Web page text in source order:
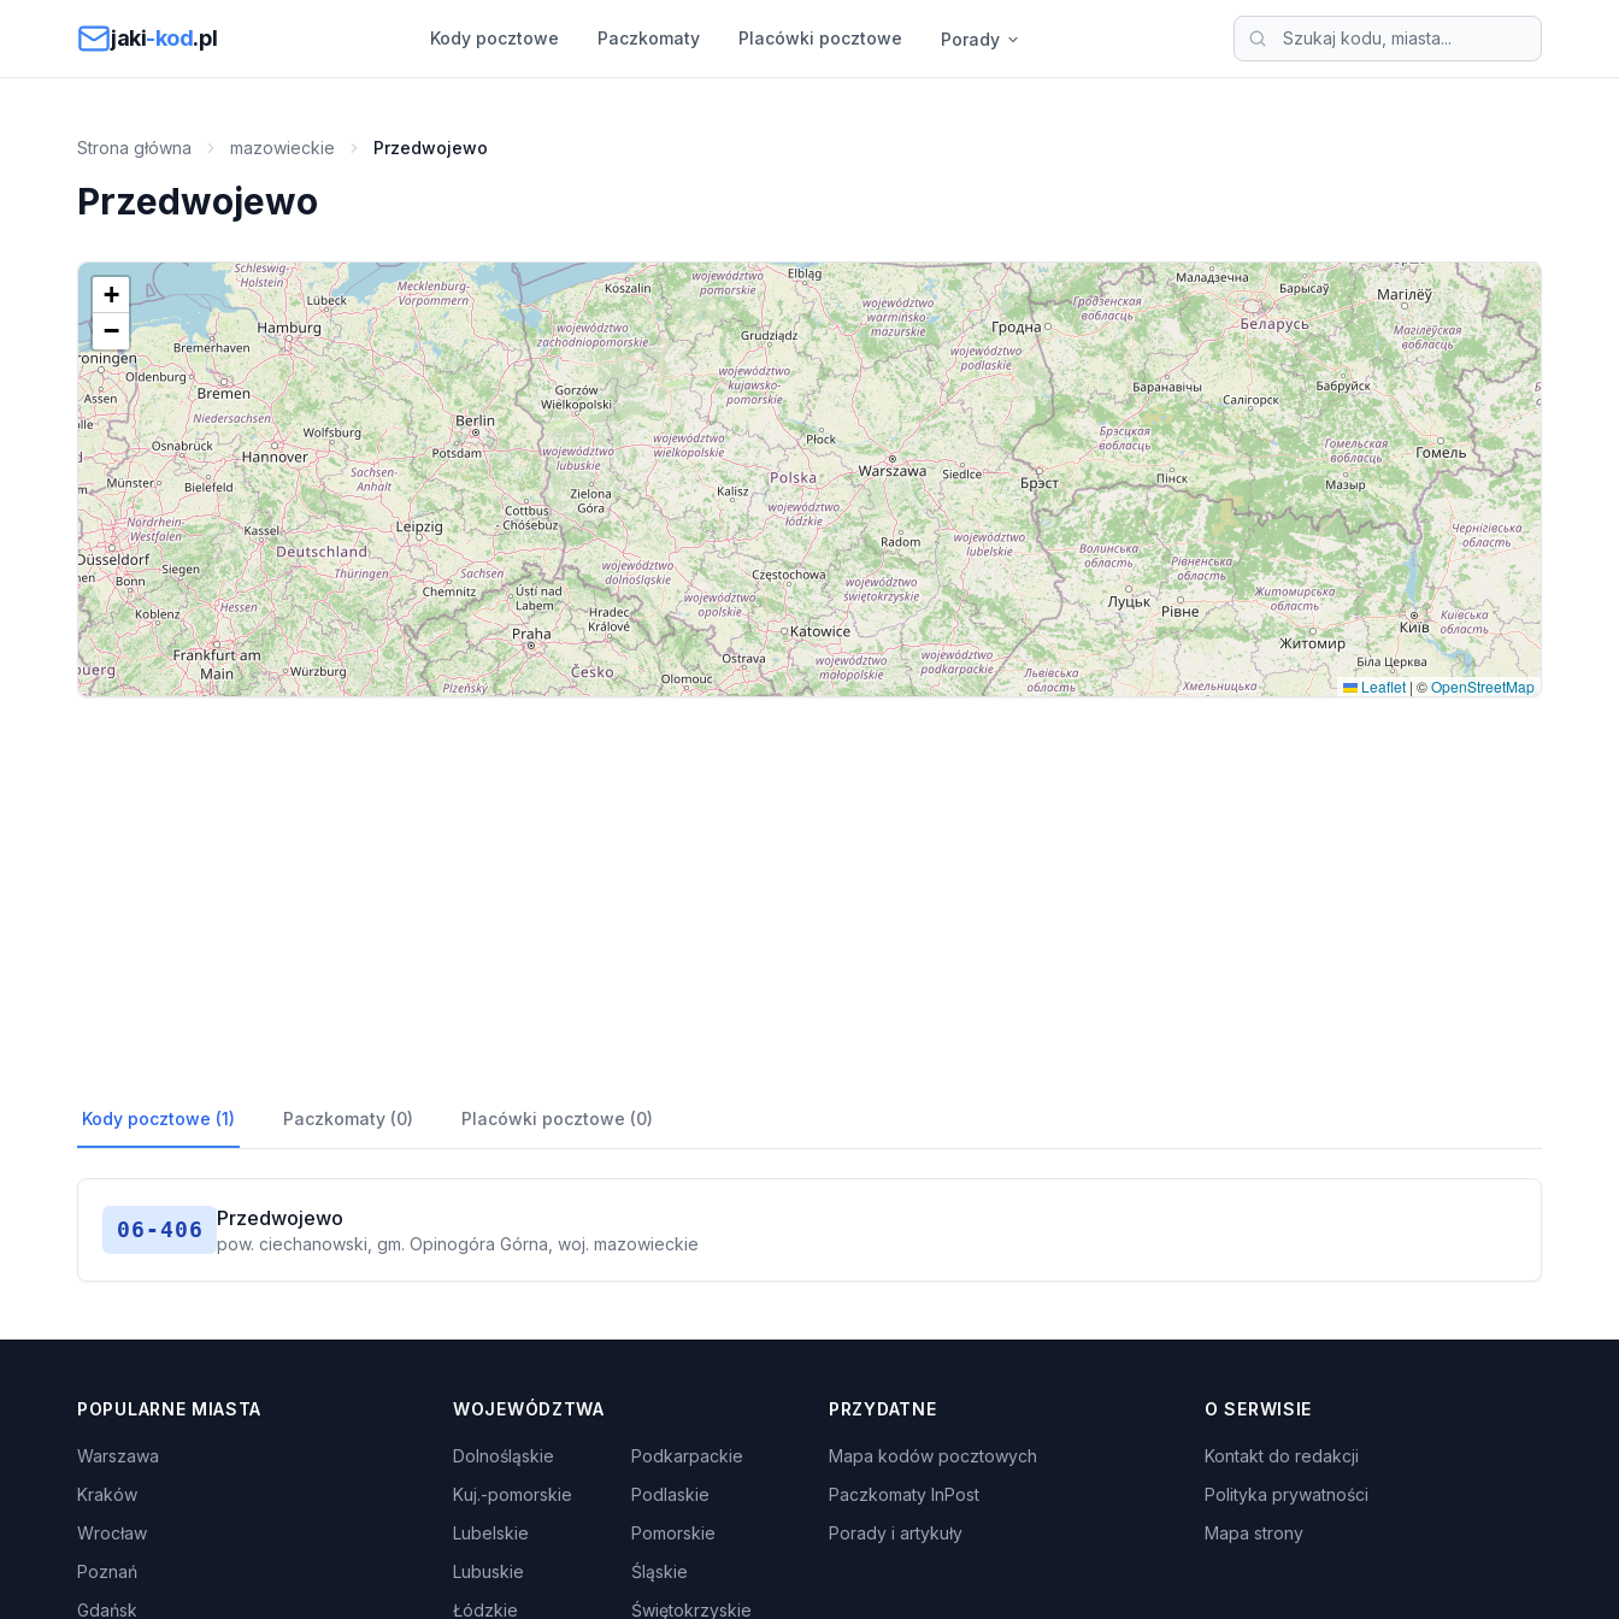
jaki-kod.pl Kody pocztowe Paczkomaty Placówki pocztowe Porady
Strona główna mazowieckie Przedwojewo
Przedwojewo
+
−
Leaflet | ©OpenStreetMap
Kody pocztowe (1) Paczkomaty (0) Placówki pocztowe (0)
06-406 Przedwojewo
pow. ciechanowski, gm. Opinogóra Górna, woj. mazowieckie
POPULARNE MIASTA
Warszawa
Kraków
Wrocław
Poznań
Gdańsk
WOJEWÓDZTWA
Dolnośląskie
Kuj.-pomorskie
Lubelskie
Lubuskie
Łódzkie
Podkarpackie
Podlaskie
Pomorskie
Śląskie
Świętokrzyskie
PRZYDATNE
Mapa kodów pocztowych
Paczkomaty InPost
Porady i artykuły
O SERWISIE
Kontakt do redakcji
Polityka prywatności
Mapa strony